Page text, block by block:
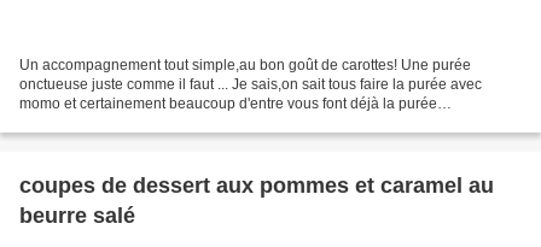
Un accompagnement tout simple,au bon goût de carottes! Une purée
onctueuse juste comme il faut ... Je sais,on sait tous faire la purée avec
momo et certainement beaucoup d'entre vous font déjà la purée
coupes de dessert aux pommes et caramel au
beurre salé